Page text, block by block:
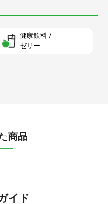
健康飲料 /
ゼリー
商品
イド